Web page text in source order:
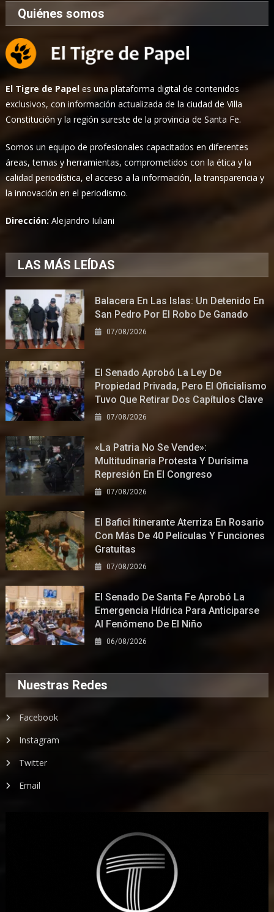
Quiénes somos
El Tigre de Papel es una plataforma digital de contenidos
exclusivos, con información actualizada de la ciudad de Villa
Constitución y la región sureste de la provincia de Santa Fe.
Somos un equipo de profesionales capacitados en diferentes
áreas, temas y herramientas, comprometidos con la ética y la
calidad periodística, el acceso a la información, la transparencia y
la innovación en el periodismo.
Dirección:Alejandro Iuliani
LAS MÁS LEÍDAS
Balacera En Las Islas: Un Detenido En
San Pedro Por El Robo De Ganado
07/08/2026
El Senado Aprobó La Ley De
Propiedad Privada, Pero El Oficialismo
Tuvo Que Retirar Dos Capítulos Clave
07/08/2026
«La Patria No Se Vende»:
Multitudinaria Protesta Y Durísima
Represión En El Congreso
07/08/2026
El Bafici Itinerante Aterriza En Rosario
Con Más De 40 Películas Y Funciones
Gratuitas
07/08/2026
El Senado De Santa Fe Aprobó La
Emergencia Hídrica Para Anticiparse
Al Fenómeno De El Niño
06/08/2026
Nuestras Redes
Facebook
Instagram
Twitter
Email